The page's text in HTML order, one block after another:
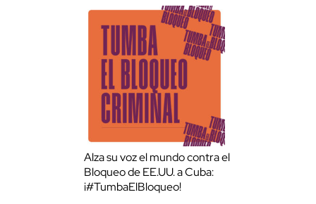
Alza su voz el mundo contra el
Bloqueo de EE.UU. a Cuba:
¡#TumbaElBloqueo!